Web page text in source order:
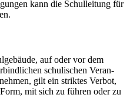
kann die Schul­lei­tung für
auf oder vor dem
schu­li­schen Ver­an­
gilt ein strik­tes Ver­bot,
mit sich zu füh­ren oder zu